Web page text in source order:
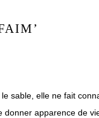
sable, elle ne fait
donner apparence de